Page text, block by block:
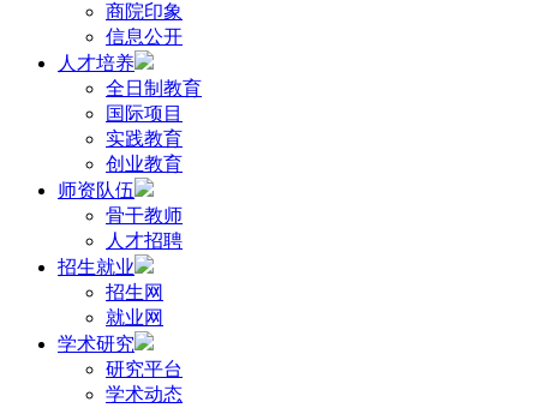
商院印象
信息公开
人才培养
全日制教育
国际项目
实践教育
创业教育
师资队伍
骨干教师
人才招聘
招生就业
招生网
就业网
学术研究
研究平台
学术动态